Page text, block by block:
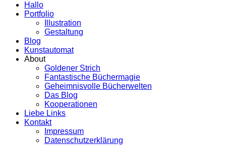
Hallo
Portfolio
Illustration
Gestaltung
Blog
Kunstautomat
About
Goldener Strich
Fantastische Büchermagie
Geheimnisvolle Bücherwelten
Das Blog
Kooperationen
Liebe Links
Kontakt
Impressum
Datenschutzerklärung